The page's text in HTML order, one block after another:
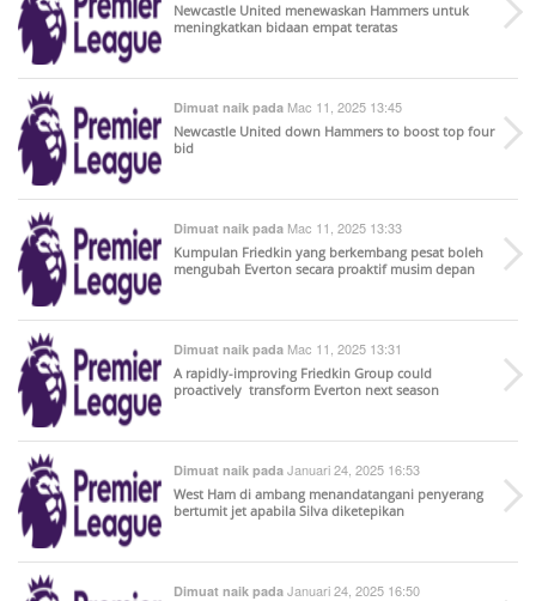
Newcastle United menewaskan Hammers untuk
meningkatkan bidaan empat teratas
Dimuat naik pada Mac 11, 2025 13:45
Newcastle United down Hammers to boost top four
bid
Dimuat naik pada Mac 11, 2025 13:33
Kumpulan Friedkin yang berkembang pesat boleh
mengubah Everton secara proaktif musim depan
Dimuat naik pada Mac 11, 2025 13:31
A rapidly-improving Friedkin Group could
proactively transform Everton next season
Dimuat naik pada Januari 24, 2025 16:53
West Ham di ambang menandatangani penyerang
bertumit jet apabila Silva diketepikan
Dimuat naik pada Januari 24, 2025 16:50